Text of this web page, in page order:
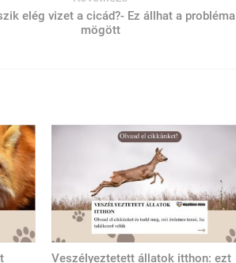
elég vizet a cicád?- Ez állhat a probléma
mögött
Veszélyeztetett állatok itthon: ezt